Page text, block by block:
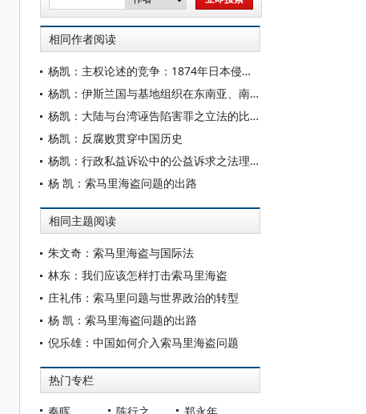
相同作者阅读
杨凯：主权论述的竞争：1874年日本侵台事件中清廷的对日交涉
杨凯：伊斯兰国与基地组织在东南亚、南亚的扩张比较
杨凯：大陆与台湾诬告陷害罪之立法的比较研究
杨凯：反腐败贯穿中国历史
杨凯：行政私益诉讼中的公益诉求之法理探析
杨 凯：索马里海盗问题的出路
相同主题阅读
朱文奇：索马里海盗与国际法
林东：我们应该怎样打击索马里海盗
庄礼伟：索马里问题与世界政治的转型
杨 凯：索马里海盗问题的出路
倪乐雄：中国如何介入索马里海盗问题
热门专栏